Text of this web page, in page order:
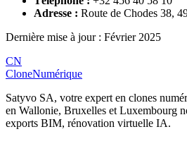
Adresse : Route de Chodes 38,
Dernière mise à jour : Février 2025
CN
CloneNumérique
Satyvo SA, votre expert en clones
en Wallonie, Bruxelles et Luxembourg
exports BIM, rénovation virtuelle IA.